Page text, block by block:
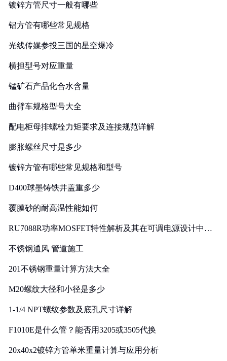
镀锌方管尺寸一般有哪些
铝方管有哪些常见规格
光线传媒参投三国的星空爆冷
横担型号对应重量
锰矿石产品化合水含量
曲臂车规格型号大全
配电柜母排螺栓力矩要求及连接规范详解
膨胀螺丝尺寸是多少
镀锌方管有哪些常见规格和型号
D400球墨铸铁井盖重多少
覆膜砂的耐高温性能如何
RU7088R功率MOSFET特性解析及其在可调电源设计中的
不锈钢通风 管道施工
201不锈钢重量计算方法大全
M20螺纹大径和小径是多少
1-1/4 NPT螺纹参数及底孔尺寸详解
F1010E是什么管？能否用3205或3505代换
20x40x2镀锌方管单米重量计算与应用分析